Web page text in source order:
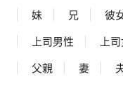
妹
兄 彼
上司男性
上
父親
妻